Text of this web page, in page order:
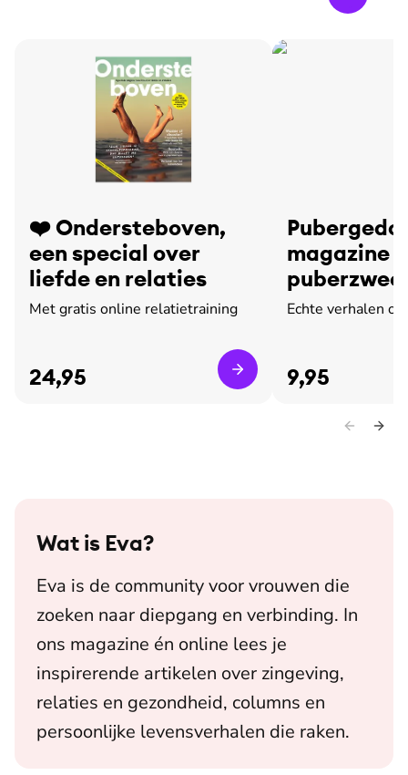
❤️ Ondersteboven,
een special over
liefde en relaties
Met gratis online relatietraining
24,95
magazine
leed
Echte verhalen
9,95
Wat is Eva?
Eva is de community voor vrouwen die
zoeken naar diepgang en verbinding. In
ons magazine én online lees je
inspirerende artikelen over zingeving,
relaties en gezondheid, columns en
persoonlijke levensverhalen die raken.